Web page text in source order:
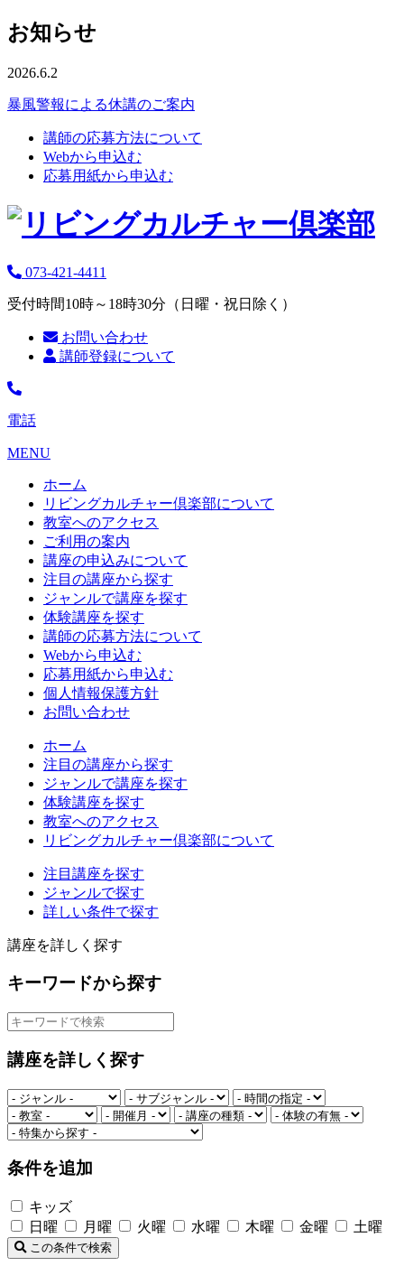
お知らせ
2026.6.2
暴風警報による休講のご案内
講師の応募方法について
Webから申込む
応募用紙から申込む
073-421-4411
受付時間10時～18時30分（日曜・祝日除く）
お問い合わせ
講師登録について
電話
MENU
ホーム
リビングカルチャー倶楽部について
教室へのアクセス
ご利用の案内
講座の申込みについて
注目の講座から探す
ジャンルで講座を探す
体験講座を探す
講師の応募方法について
Webから申込む
応募用紙から申込む
個人情報保護方針
お問い合わせ
ホーム
注目の講座から探す
ジャンルで講座を探す
体験講座を探す
教室へのアクセス
リビングカルチャー倶楽部について
注目講座を探す
ジャンルで探す
詳しい条件で探す
講座を詳しく探す
キーワードから探す
講座を詳しく探す
条件を追加
キッズ
日曜
月曜 火曜 水曜 木曜 金曜 土曜
この条件で検索